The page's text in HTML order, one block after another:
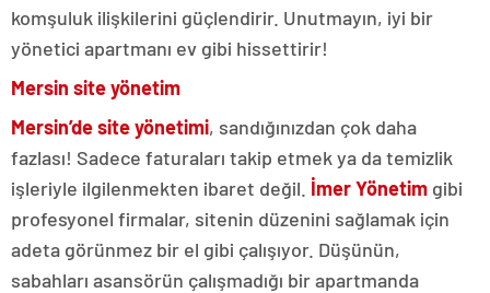
komşuluk ilişkilerini güçlendirir. Unutmayın, iyi bir
yönetici apartmanı ev gibi hissettirir!
Mersin site yönetim
Mersin’de site yönetimi, sandığınızdan çok daha
fazlası! Sadece faturaları takip etmek ya da temizlik
işleriyle ilgilenmekten ibaret değil. İmer Yönetim gibi
profesyonel firmalar, sitenin düzenini sağlamak için
adeta görünmez bir el gibi çalışıyor. Düşünün,
sabahları asansörün çalışmadığı bir apartmanda